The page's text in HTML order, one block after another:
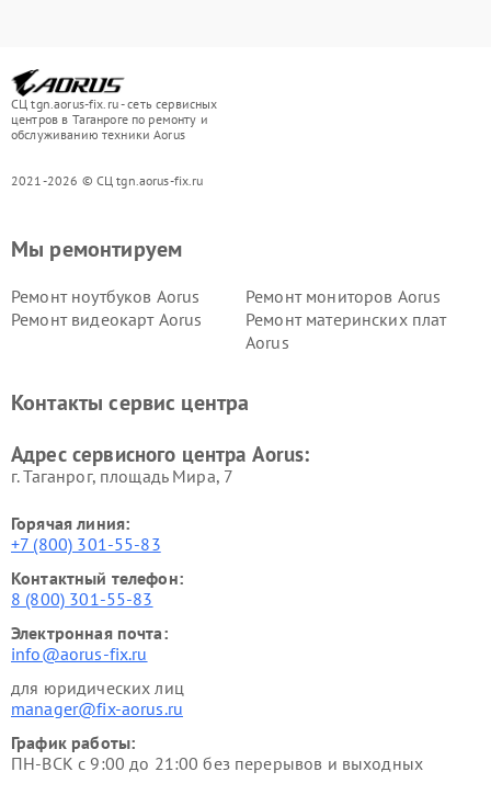
СЦ tgn.aorus-fix.ru - сеть сервисных
центров в Таганроге по ремонту и
обслуживанию техники Aorus
2021-2026 © СЦ tgn.aorus-fix.ru
Мы ремонтируем
Ремонт ноутбуков Aorus
Ремонт мониторов Aorus
Ремонт видеокарт Aorus
Ремонт материнских плат
Aorus
Контакты сервис центра
Адрес сервисного центра Aorus:
г. Таганрог, площадь Мира, 7
Горячая линия:
+7 (800) 301-55-83
Контактный телефон:
8 (800) 301-55-83
Электронная почта:
info@aorus-fix.ru
для юридических лиц
manager@fix-aorus.ru
График работы:
ПН-ВСК с 9:00 до 21:00 без перерывов и выходных